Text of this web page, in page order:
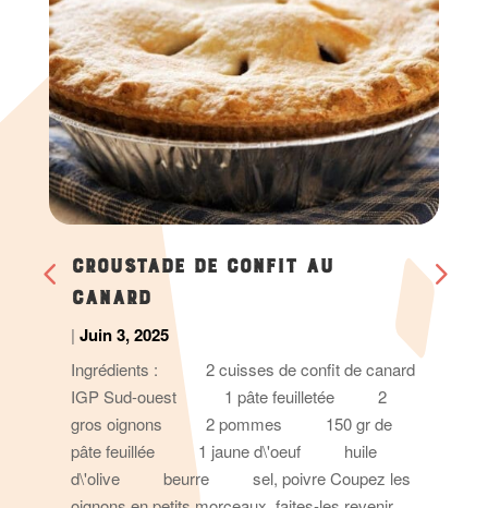
CROUSTADE DE CONFIT AU
CANARD
| Juin 3, 2025
Ingrédients : 2 cuisses de confit de canard
IGP Sud-ouest 1 pâte feuilletée 2
gros oignons 2 pommes 150 gr de
pâte feuillée 1 jaune d\'oeuf huile
d\'olive beurre sel, poivre Coupez les